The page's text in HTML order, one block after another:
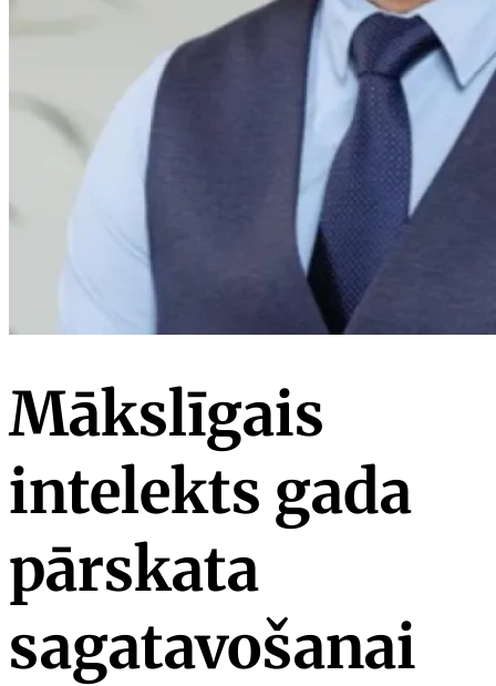
Mākslīgais
intelekts gada
pārskata
sagatavošanai